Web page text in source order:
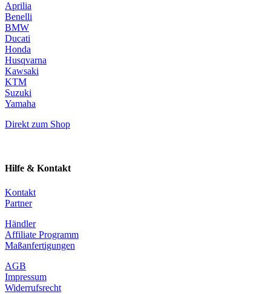
Aprilia
Benelli
BMW
Ducati
Honda
Husqvarna
Kawsaki
KTM
Suzuki
Yamaha
Direkt zum Shop
Hilfe & Kontakt
Kontakt
Partner
Händler
Affiliate Programm
Maßanfertigungen
AGB
Impressum
Widerrufsrecht